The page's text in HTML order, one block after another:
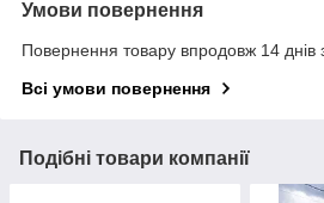
Умови повернення
Повернення товару впродовж 14 днів
Всі умови повернення
Подібні товари компанії